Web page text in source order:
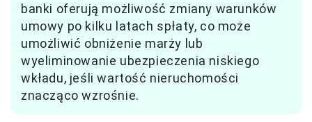
banki oferują możliwość zmiany warunków
umowy po kilku latach spłaty, co może
umożliwić obniżenie marży lub
wyeliminowanie ubezpieczenia niskiego
wkładu, jeśli wartość nieruchomości
znacząco wzrośnie.